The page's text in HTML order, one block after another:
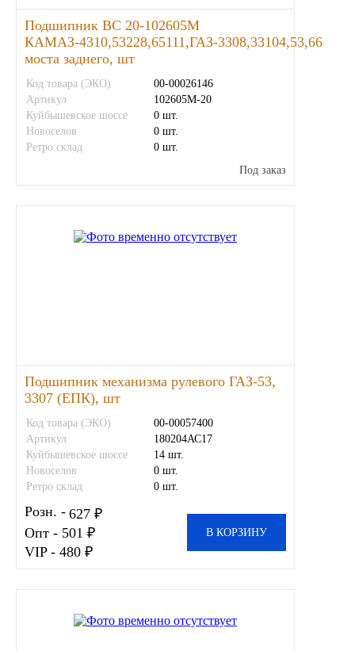
TOTAL
Valvoline
ZIC
ГАЗПРОМ
РОСНЕФТЬ
MOZER
North Sea Lubricants
Подшипники
АПП
Подшипник ВС 20-102605М
КАМАЗ-4310,53228,65111,ГАЗ-3308,33104,53,66
моста заднего, шт
Код товара (ЭКО)
00-00026146
Артикул
102605М-20
Куйбышевское шоссе
0 шт.
Новоселов
0 шт.
Ретро склад
0 шт.
Под заказ
Подшипник механизма рулевого ГАЗ-53,
3307 (ЕПК), шт
Код товара (ЭКО)
00-00057400
Артикул
180204АС17
Куйбышевское шоссе
14 шт.
Новоселов
0 шт.
Ретро склад
0 шт.
Розн. - 627 ₽
Опт - 501 ₽
VIP - 480 ₽
В КОРЗИНУ